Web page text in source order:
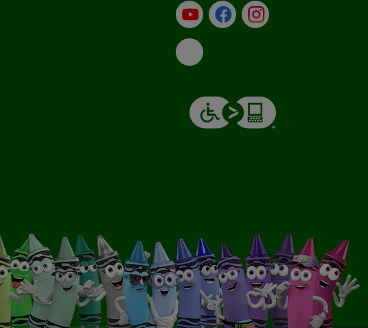
Su YouTube
ContattiProfilo Instagram
Email